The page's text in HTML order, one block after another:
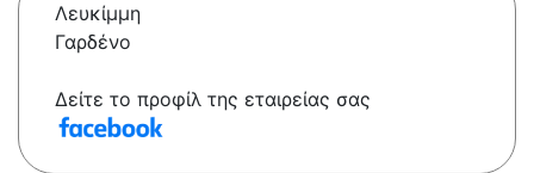
Λευκίμμη
Γαρδένο
Δείτε το προφίλ της εταιρείας σας